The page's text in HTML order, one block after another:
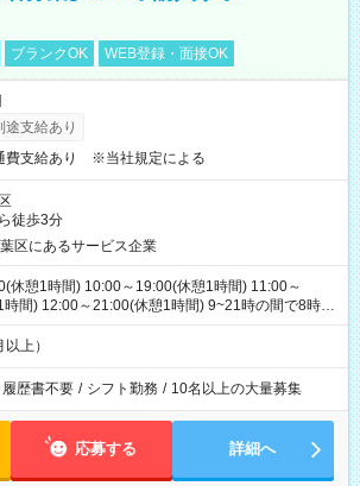
ブランクOK WEB登録・面接OK
途支給あり
費支給あり ※当社規定による
徒歩3分
区にあるサービス企業
休憩1時間) 10:00～19:00(休憩1時間) 11:00～
間) 12:00～21:00(休憩1時間) 9~21時の間で8時間
制となり、メインシフトは9:00～18:00 12:00～
上）
履歴書不要 / シフト勤務 / 10名以上の大量募集
応募する 詳細へ